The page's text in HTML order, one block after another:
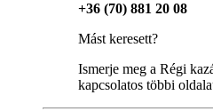
+36 (70) 881 20 08
Mást keresett?
Ismerje meg a Régi
kapcsolatos többi